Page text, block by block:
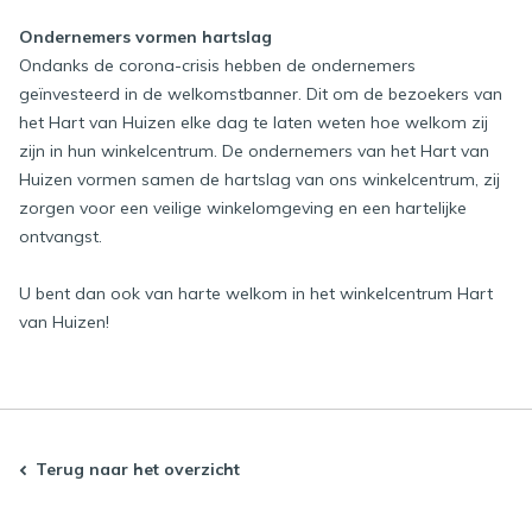
Ondernemers vormen hartslag
Ondanks de corona-crisis hebben de ondernemers
geïnvesteerd in de welkomstbanner. Dit om de bezoekers van
het Hart van Huizen elke dag te laten weten hoe welkom zij
zijn in hun winkelcentrum. De ondernemers van het Hart van
Huizen vormen samen de hartslag van ons winkelcentrum, zij
zorgen voor een veilige winkelomgeving en een hartelijke
ontvangst.
U bent dan ook van harte welkom in het winkelcentrum Hart
van Huizen!
Terug naar het overzicht